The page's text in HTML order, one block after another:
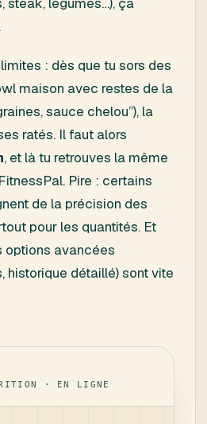
: dès que tu sors des
maison avec restes de la
sauce chelou”), la
ratés. Il faut alors
, et là tu retrouves la même
Pire : certains
de la précision des
pour les quantités. Et
options avancées
historique détaillé) sont vite